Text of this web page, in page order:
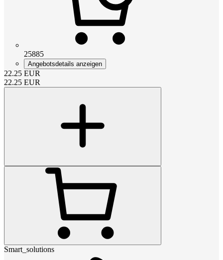
25885
Angebotsdetails anzeigen
22.25 EUR
22.25 EUR
Smart_solutions